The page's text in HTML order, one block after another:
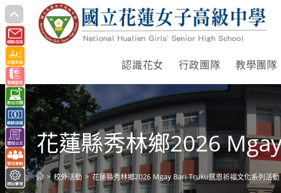
跳
轉
至
主
要
內
容
認識花女 行政團隊 教學團隊
花蓮縣秀林鄉2026
> 校外活動 > 花蓮縣秀林鄉2026 Mgay Bari Truku感恩祈福文化系列活動